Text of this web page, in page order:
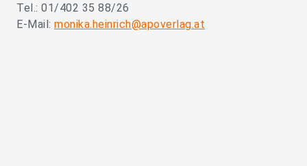
Tel.: 01/402 35 88/26
E-Mail: monika.heinrich@apoverlag.at